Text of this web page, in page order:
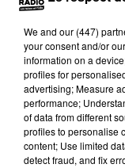
Lecture (4
We and our (447)
your consent and/or
information on a
profiles for
advertising; Measure
performance;
of data from different
profiles to personalise
content; Use limited
detect fraud, and fix